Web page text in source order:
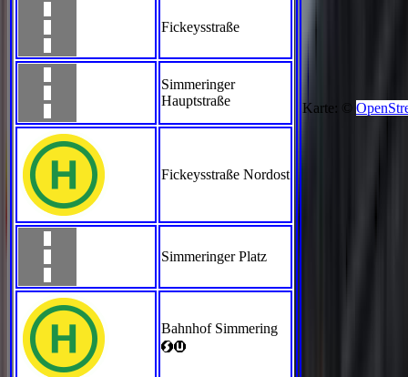
Fickeysstraße
Simmeringer
Hauptstraße
Fickeysstraße Nordost
Simmeringer Platz
Bahnhof Simmering
<>
Karte: ©